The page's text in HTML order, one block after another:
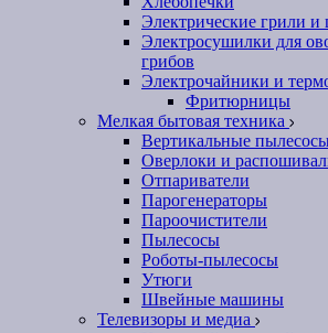
Электрические грили
Электросушилки для
грибов
Электрочайники и
Фритюрницы
Мелкая бытовая техника
Вертикальные
Оверлоки и
Отпариватели
Парогенераторы
Пароочистители
Пылесосы
Роботы-пылесосы
Утюги
Швейные машины
Телевизоры и медиа